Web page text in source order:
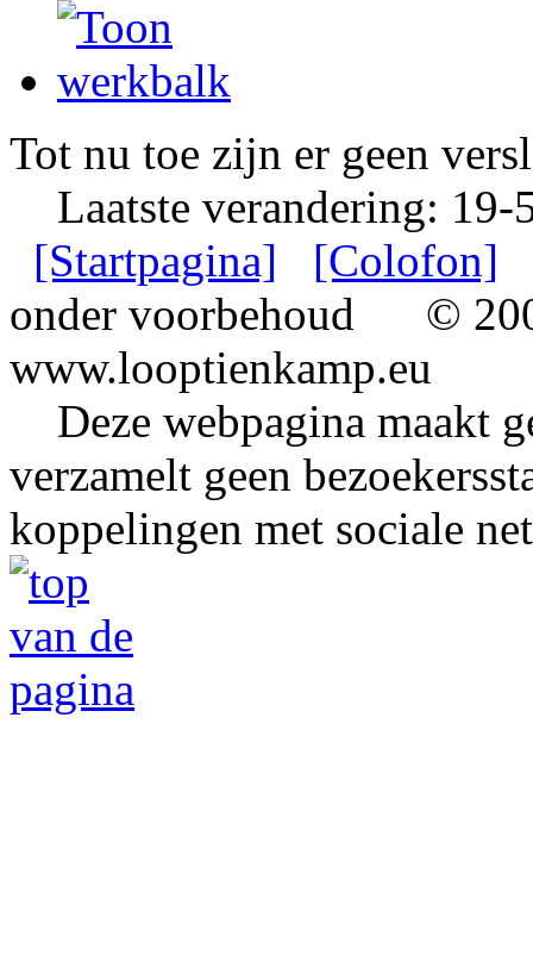
Tot nu toe zijn er geen
Laatste verandering: 19-
[Startpagina]
[Colofon]
onder voorbehoud ©
www.looptienkamp.eu
Deze webpagina maakt
verzamelt geen
koppelingen met sociale